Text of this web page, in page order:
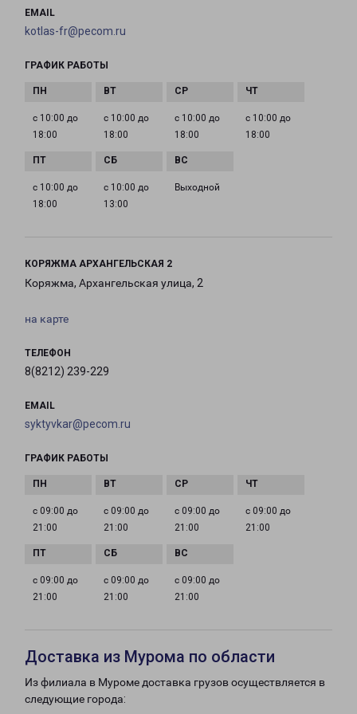
EMAIL
kotlas-fr@pecom.ru
ГРАФИК РАБОТЫ
с 10:00 до
18:00
с 10:00 до
18:00
с 10:00 до
18:00
с 10:00 до
18:00
с 10:00 до
18:00
с 10:00 до
13:00
Выходной
КОРЯЖМА АРХАНГЕЛЬСКАЯ 2
Коряжма, Архангельская улица, 2
на карте
ТЕЛЕФОН
8(8212) 239-229
EMAIL
syktyvkar@pecom.ru
ГРАФИК РАБОТЫ
с 09:00 до
21:00
с 09:00 до
21:00
с 09:00 до
21:00
с 09:00 до
21:00
с 09:00 до
21:00
с 09:00 до
21:00
с 09:00 до
21:00
Доставка из Мурома по области
Из филиала в Муроме доставка грузов осуществляется в
следующие города: